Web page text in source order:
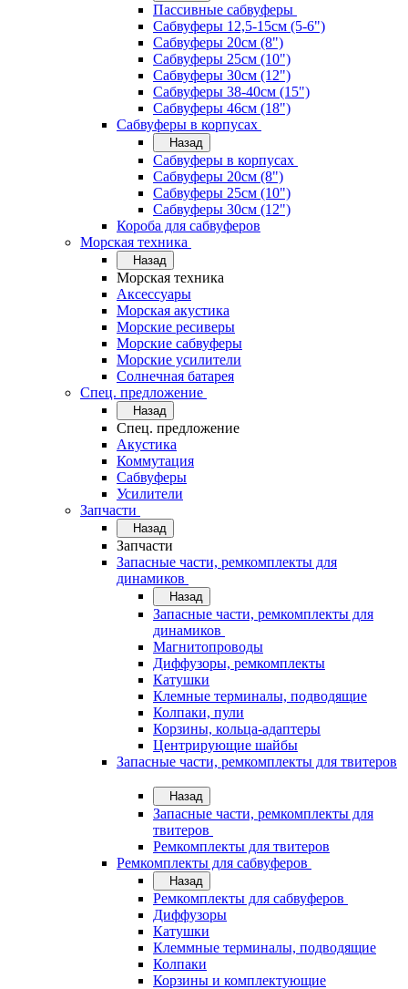
Пассивные сабвуферы
Сабвуферы 12,5-15см (5-6")
Сабвуферы 20см (8")
Сабвуферы 25см (10")
Сабвуферы 30см (12")
Сабвуферы 38-40см (15")
Сабвуферы 46см (18")
Сабвуферы в корпусах
Назад
Сабвуферы в корпусах
Сабвуферы 20см (8")
Сабвуферы 25см (10")
Сабвуферы 30см (12")
Короба для сабвуферов
Морская техника
Назад
Морская техника
Аксессуары
Морская акустика
Морские ресиверы
Морские сабвуферы
Морские усилители
Солнечная батарея
Спец. предложение
Назад
Спец. предложение
Акустика
Коммутация
Сабвуферы
Усилители
Запчасти
Назад
Запчасти
Запасные части, ремкомплекты для
динамиков
Назад
Запасные части, ремкомплекты для
динамиков
Магнитопроводы
Диффузоры, ремкомплекты
Катушки
Клемные терминалы, подводящие
Колпаки, пули
Корзины, кольца-адаптеры
Центрирующие шайбы
Запасные части, ремкомплекты для твитеров
Назад
Запасные части, ремкомплекты для
твитеров
Ремкомплекты для твитеров
Ремкомплекты для сабвуферов
Назад
Ремкомплекты для сабвуферов
Диффузоры
Катушки
Клеммные терминалы, подводящие
Колпаки
Корзины и комплектующие